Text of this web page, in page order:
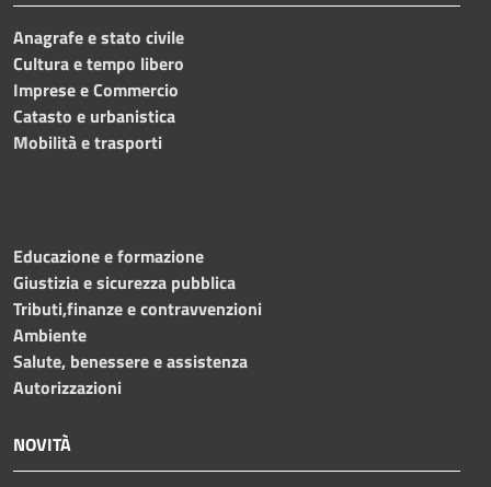
Anagrafe e stato civile
Cultura e tempo libero
Imprese e Commercio
Catasto e urbanistica
Mobilità e trasporti
Educazione e formazione
Giustizia e sicurezza pubblica
Tributi,finanze e contravvenzioni
Ambiente
Salute, benessere e assistenza
Autorizzazioni
NOVITÀ